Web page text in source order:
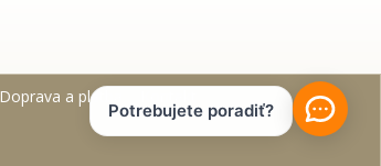
Doprava a platba
Potrebujete poradiť?